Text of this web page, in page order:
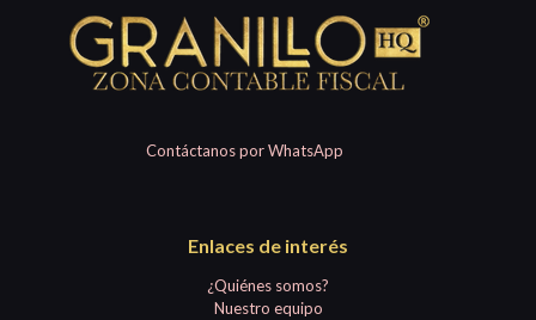
Contáctanos por WhatsApp
Enlaces de interés
¿Quiénes somos?
Nuestro equipo